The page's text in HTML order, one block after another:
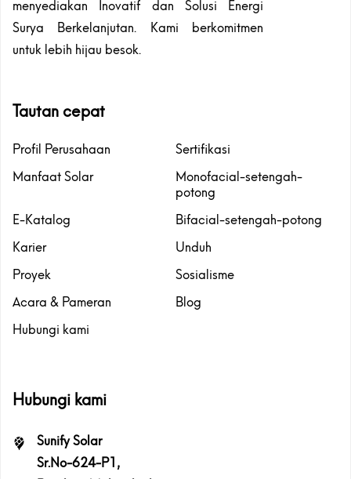
menyediakan Inovatif dan Solusi Energi
Surya Berkelanjutan. Kami berkomitmen
untuk lebih hijau besok.
Tautan cepat
Profil Perusahaan
Sertifikasi
Manfaat Solar
Monofacial-setengah-
potong
E-Katalog
Bifacial-setengah-potong
Karier
Unduh
Proyek
Sosialisme
Acara & Pameran
Blog
Hubungi kami
Hubungi kami
Sunify Solar
Sr.No-624-P1,